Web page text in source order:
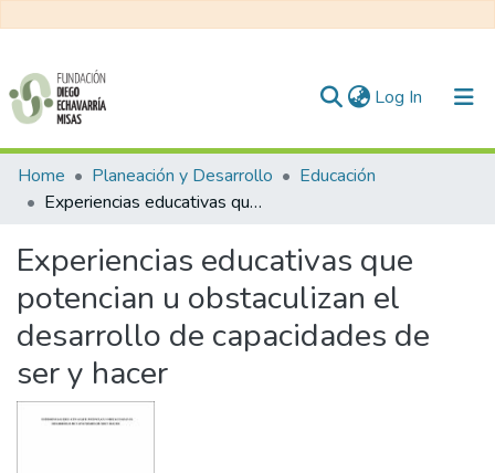
Log In (current)
Communities & Collections
All of DSpace
Statistics
Home Planeación y Desarrollo
Educación
Experiencias educativas que potencian u obstaculizan el desarrollo de capacidades de ser y hacer
Experiencias educativas que
potencian u obstaculizan el
desarrollo de capacidades de
ser y hacer